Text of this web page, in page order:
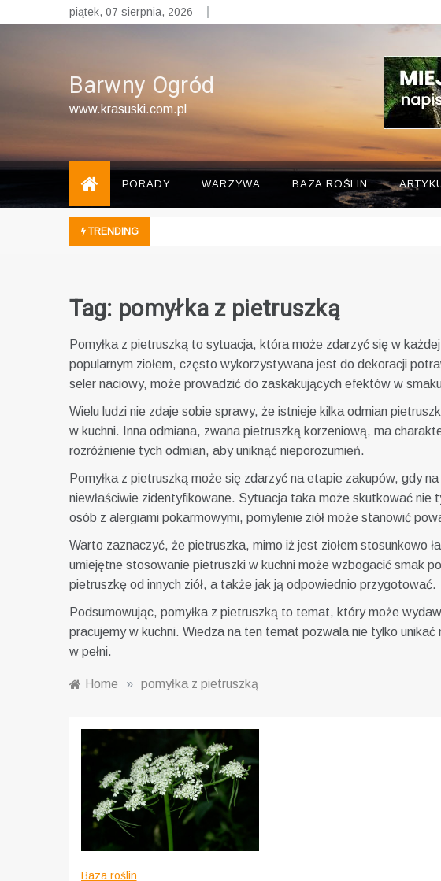
to
piątek, 07 sierpnia, 2026
Barwny Ogród
www.krasuski.com.pl
PORADY WARZYWA BAZA ROŚLIN
TRENDING
Tag: pomyłka z pietruszką
Pomyłka z pietruszką to sytuacja, która może zdarzyć się w
popularnym ziołem, często wykorzystywana jest do dekoracji
seler naciowy, może prowadzić do zaskakujących efektów w
Wielu ludzi nie zdaje sobie sprawy, że istnieje kilka odmian
w kuchni. Inna odmiana, zwana pietruszką korzeniową, ma
rozróżnienie tych odmian, aby uniknąć nieporozumień.
Pomyłka z pietruszką może się zdarzyć na etapie zakupów, gdy
niewłaściwie zidentyfikowane. Sytuacja taka może skutkować nie
osób z alergiami pokarmowymi, pomylenie ziół może stanowić
Warto zaznaczyć, że pietruszka, mimo iż jest ziołem stosunkowo
umiejętne stosowanie pietruszki w kuchni może wzbogacić smak
pietruszkę od innych ziół, a także jak ją odpowiednio przygotować.
Podsumowując, pomyłka z pietruszką to temat, który może
pracujemy w kuchni. Wiedza na ten temat pozwala nie tylko
w pełni.
Home » pomyłka z pietruszką
Baza roślin